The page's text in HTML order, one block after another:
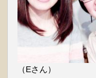
（Eさん）